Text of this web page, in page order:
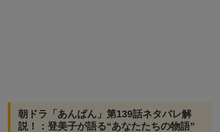
朝ドラ「あんぱん」第139話ネタバレ解
説！：登美子が語る“あなたたちの物語”